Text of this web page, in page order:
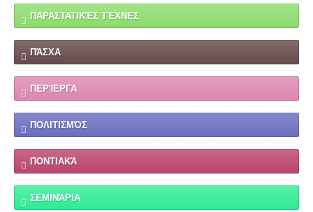
ΠΑΡΑΣΤΑΤΙΚΈΣ ΤΈΧΝΕΣ
ΠΆΣΧΑ
ΠΕΡΊΕΡΓΑ
ΠΟΛΙΤΙΣΜΌΣ
ΠΟΝΤΙΑΚΆ
ΣΕΜΙΝΆΡΙΑ